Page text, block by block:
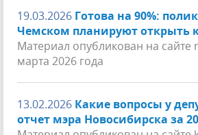
19.03.2026 Готова на 90%:
Чемском планируют открыть
Материал опубликован на сайте
марта 2026 года
13.02.2026 Какие вопросы у
отчет мэра Новосибирска за